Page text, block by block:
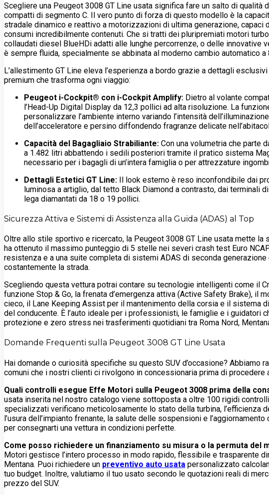
Scegliere una Peugeot 3008 GT Line usata significa fare un salto di qualità
compatti di segmento C. Il vero punto di forza di questo modello è la
stradale dinamico e reattivo a motorizzazioni di ultima generazione, capaci
consumi incredibilmente contenuti. Che si tratti dei pluripremiati motori
collaudati diesel BlueHDi adatti alle lunghe percorrenze, o delle innovative
è sempre fluida, specialmente se abbinata al moderno cambio automatico a
L’allestimento GT Line eleva l’esperienza a bordo grazie a dettagli
premium che trasforma ogni viaggio:
Peugeot i-Cockpit® con i-Cockpit Amplify: Dietro al volante
l’Head-Up Digital Display da 12,3 pollici ad alta risoluzione. La
personalizzare l’ambiente interno variando l’intensità
dell’acceleratore e persino diffondendo fragranze delicate
Capacità del Bagagliaio Strabiliante: Con una volumetria che parte
a 1.482 litri abbattendo i sedili posteriori tramite il pratico sistema
necessario per i bagagli di un’intera famiglia o per attrezzature
Dettagli Estetici GT Line: Il look esterno è reso inconfondibile dai
luminosa a artiglio, dal tetto Black Diamond a contrasto, dai terminali
lega diamantati da 18 o 19 pollici.
Sicurezza Attiva e Sistemi di Assistenza alla Guida (ADAS) al Top
Oltre allo stile sportivo e ricercato, la Peugeot 3008 GT Line usata mette la
ha ottenuto il massimo punteggio di 5 stelle nei severi crash test Euro
resistenza e a una suite completa di sistemi ADAS di seconda
costantemente la strada.
Scegliendo questa vettura potrai contare su tecnologie intelligenti come il
funzione Stop & Go, la frenata d’emergenza attiva (Active Safety Brake), il
cieco, il Lane Keeping Assist per il mantenimento della corsia e il sistema
del conducente. È l’auto ideale per i professionisti, le famiglie e i guidatori
protezione e zero stress nei trasferimenti quotidiani tra Roma Nord,
Domande Frequenti sulla Peugeot 3008 GT Line Usata
Hai domande o curiosità specifiche su questo SUV d’occasione? Abbiamo
comuni che i nostri clienti ci rivolgono in concessionaria prima di procedere
Quali controlli esegue Effe Motori sulla Peugeot 3008 prima della
usata inserita nel nostro catalogo viene sottoposta a oltre 100 rigidi
specializzati verificano meticolosamente lo stato della turbina, l’efficienza
l’usura dell’impianto frenante, la salute delle sospensioni e
per consegnarti una vettura in condizioni perfette.
Come posso richiedere un finanziamento su misura o la permuta del
Motori gestisce l’intero processo in modo rapido, flessibile e trasparente
Mentana. Puoi richiedere un preventivo auto usata personalizzato
tuo budget. Inoltre, valutiamo il tuo usato secondo le quotazioni reali di
prezzo del SUV.